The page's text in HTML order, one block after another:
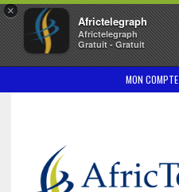
×
Africtelegraph
Africtelegraph
Gratuit - Gratuit
MON COMPTE